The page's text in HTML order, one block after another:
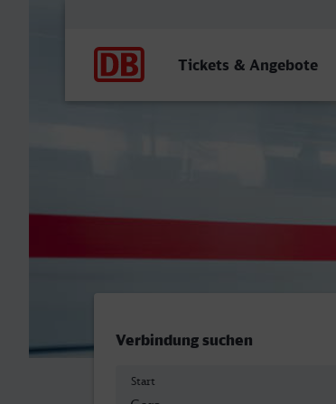
Tickets & Angebote
Verbindung suchen
Start